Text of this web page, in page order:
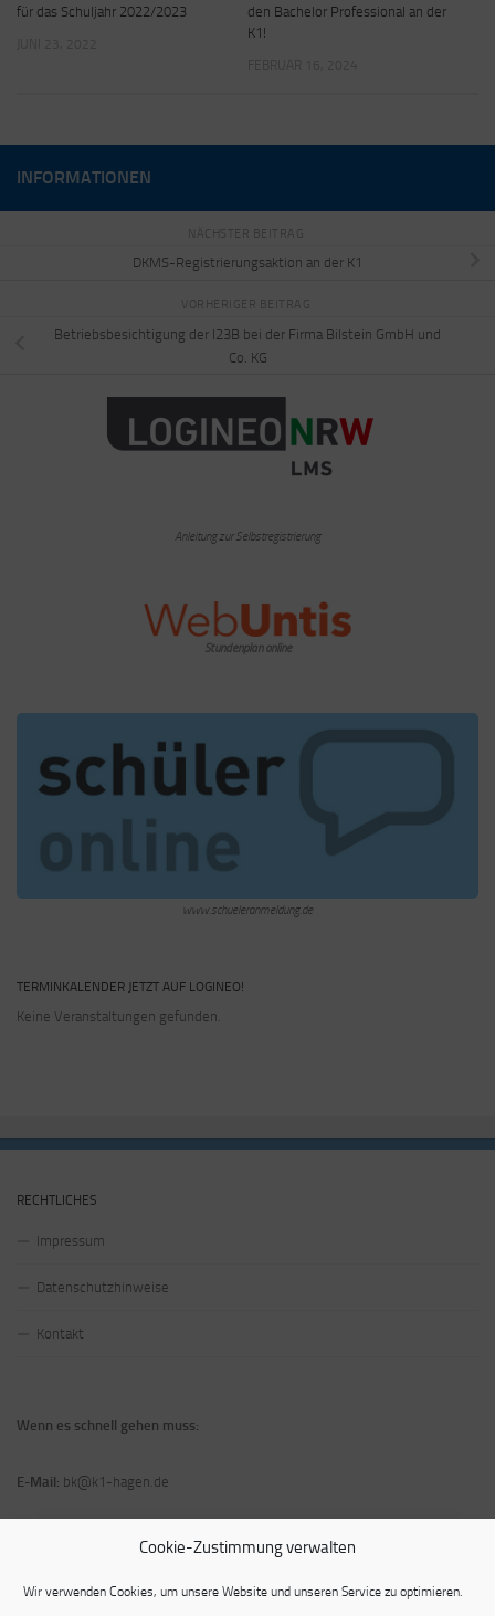
Cookie-Zustimmung verwalten
Wir verwenden Cookies, um unsere Website und unseren Service zu optimieren.
für das Schuljahr 2022/2023
den Bachelor Professional an der
K1!
INFORMATIONEN
NÄCHSTER BEITRAG
DKMS-Registrierungsaktion an der K1
VORHERIGER BEITRAG
Betriebsbesichtigung der I23B bei der Firma Bilstein GmbH und
Co. KG
Anleitung zur Selbstregistrierung
Stundenplan online
www.schueleranmeldung.de
TERMINKALENDER JETZT AUF LOGINEO!
Keine Veranstaltungen gefunden.
RECHTLICHES
Impressum
Datenschutzhinweise
Kontakt
Wenn es schnell gehen muss:
E-Mail: bk@k1-hagen.de
Tel: 02331 3481512/ Fax: 02331 3481520